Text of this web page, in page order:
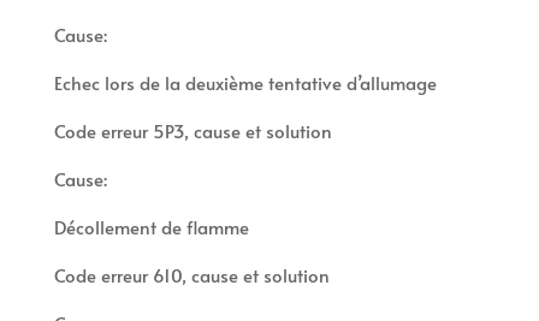
Cause:
Echec lors de la deuxième tentative d’allumage
Code erreur 5P3, cause et solution
Cause:
Décollement de flamme
Code erreur 610, cause et solution